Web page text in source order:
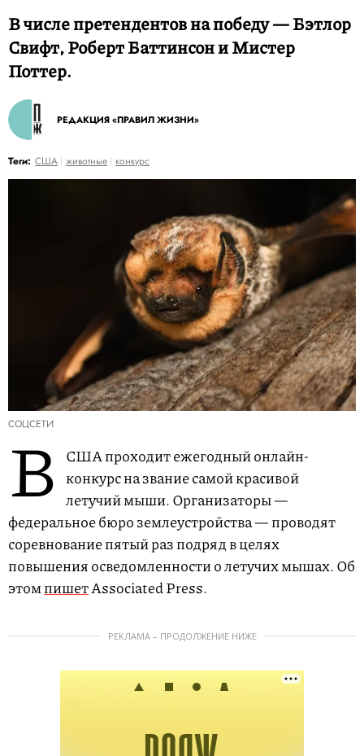
В числе претендентов на победу — Бэтлор
Свифт, Роберт Баттинсон и Мистер
Поттер.
РЕДАКЦИЯ «ПРАВИЛ ЖИЗНИ»
Теги: США животные конкурс
СОЦСЕТИ
В
США проходит ежегодный онлайн-
конкурс на звание самой красивой
летучий мыши. Организаторы —
федеральное бюро землеустройства — проводят
соревнование пятый раз подряд в целях
повышения осведомленности о летучих мышах. Об
этомпишетAssociated Press.
РЕКЛАМА – ПРОДОЛЖЕНИЕ НИЖЕ